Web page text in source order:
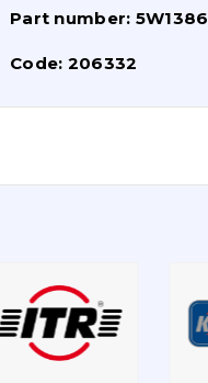
Part number: 5W1386
Code: 206332